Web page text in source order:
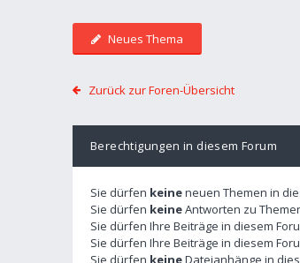
Neues Thema
Zurück zur Foren-Übersicht
Berechtigungen in diesem Forum
Sie dürfen keineneuen Themen in
Sie dürfen keineAntworten zu
Sie dürfen Ihre Beiträge in diesem
Sie dürfen Ihre Beiträge in diesem
Sie dürfen keineDateianhänge in